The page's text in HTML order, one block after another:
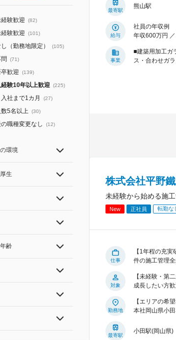
験歓迎 (82)
験歓迎 (101)
（勤務地限定） (105)
(71)
歓迎 (139)
験10年以上歓迎 (225)
社まで1カ月 (27)
5名以上 (30)
の職種変更なし (12)
環境
生
齢
最寄駅
熊山駅
給与
社員の年収例
年収600万円
事業
■建築用加工ガ
ス・合わせガ
株式会社平野
未経験から始める施
New 正社員 転勤な
仕事
【1年程の充
件の施工管理全
対象
【未経験・第
成長したい方
勤務地
【エリアの希
本社岡山県小
最寄駅
小田駅(岡山県)